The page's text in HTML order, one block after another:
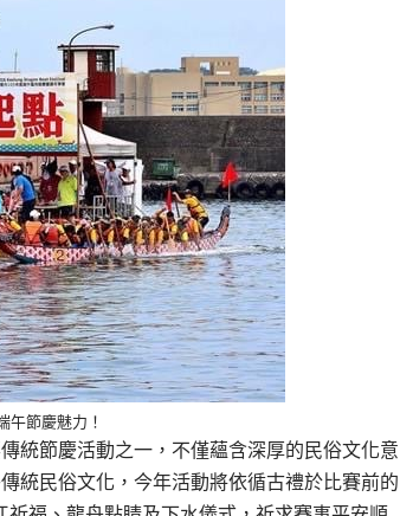
午節慶魅力！
統節慶活動之一，不僅蘊含深厚的民俗文化意
統民俗文化，今年活動將依循古禮於比賽前的